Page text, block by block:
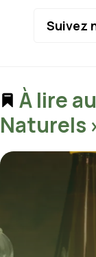
Suivez
À lire
Naturels